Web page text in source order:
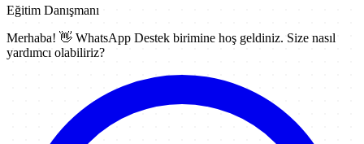
Eğitim Danışmanı
Merhaba! 👋 WhatsApp Destek birimine hoş geldiniz. Size nasıl
yardımcı olabiliriz?